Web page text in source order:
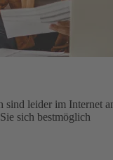
sind leider im Internet
sich bestmöglich